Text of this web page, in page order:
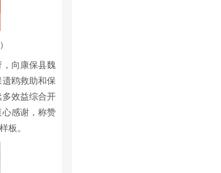
向康保县魏
鸥救助和保
效益综合开
感谢，称赞
板。